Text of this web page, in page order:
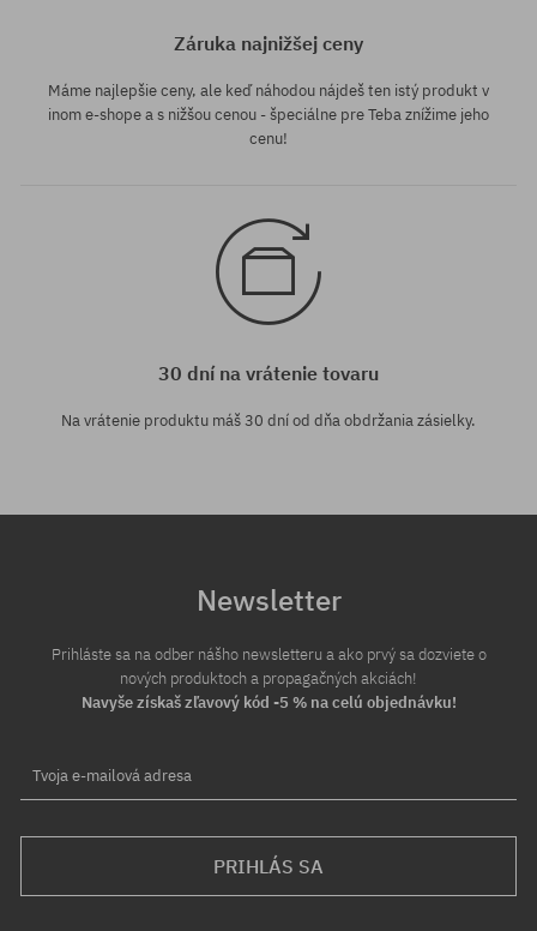
Záruka najnižšej ceny
Máme najlepšie ceny, ale keď náhodou nájdeš ten istý produkt v
inom e-shope a s nižšou cenou - špeciálne pre Teba znížime jeho
cenu!
30 dní na vrátenie tovaru
Na vrátenie produktu máš 30 dní od dňa obdržania zásielky.
Newsletter
Prihláste sa na odber nášho newsletteru a ako prvý sa dozviete o
nových produktoch a propagačných akciách!
Navyše získaš zľavový kód -5 % na celú objednávku!
Tvoja e-mailová adresa
PRIHLÁS SA